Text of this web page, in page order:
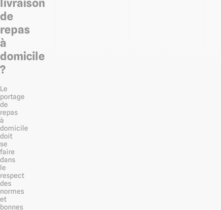
de
repas
à
domicile
?
Le
portage
de
repas
à
domicile
doit
se
faire
dans
le
respect
des
normes
et
bonnes